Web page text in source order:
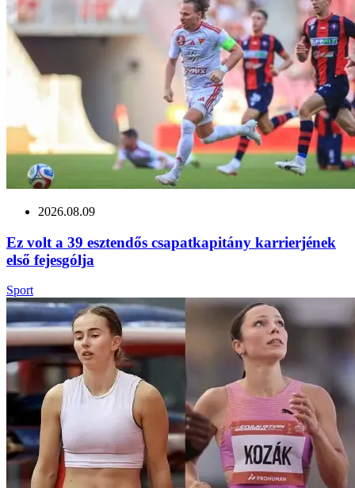
2026.08.09
Ez volt a 39 esztendős csapatkapitány karrierjének
első fejesgólja
Sport